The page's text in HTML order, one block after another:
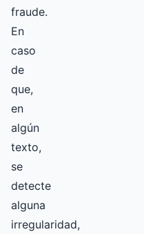
fraude.
En
caso
de
que,
en
algún
texto,
se
detecte
alguna
irregularidad,